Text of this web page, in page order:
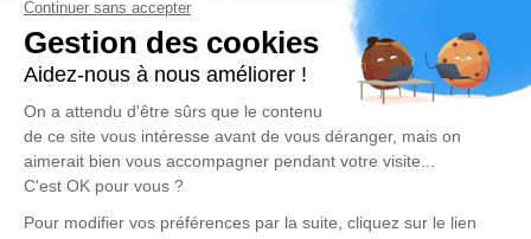
pfldubois@orange.fr
356, Rue Chalres Béhague, 59553 Cuincy
03 74 11 35 04
pfldubois@orange.fr
28, Rue Leo Lagrange, 59950 Auby